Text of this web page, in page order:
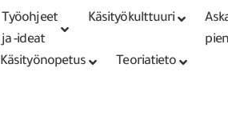
Tarkennettu Punomoputiikki
Työohjeet
ja -ideat
Käsityökulttuuri
Käsityönopetus Teoriatieto